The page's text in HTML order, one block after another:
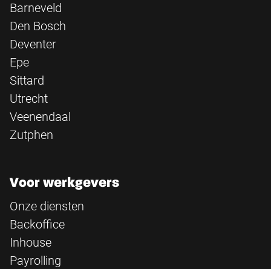
Barneveld
Den Bosch
Deventer
Epe
Sittard
Utrecht
Veenendaal
Zutphen
Voor werkgevers
Onze diensten
Backoffice
Inhouse
Payrolling